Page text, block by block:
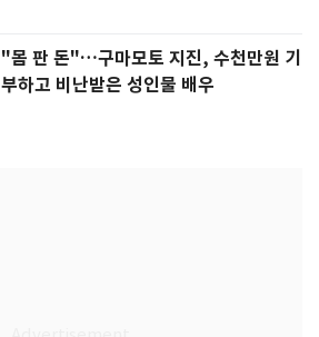
"몸 판 돈"…구마모토 지진, 수천만원 기
부하고 비난받은 성인물 배우